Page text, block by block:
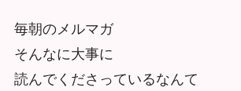
毎朝のメルマガ
そんなに大事に
読んでくださっているなんて